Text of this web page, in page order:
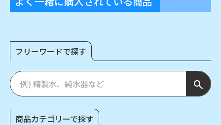
フリーワードで探す
商品カテゴリーで探す